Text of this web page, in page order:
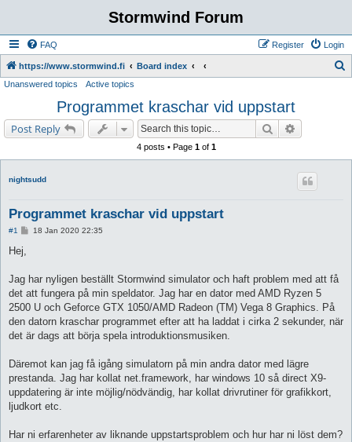
Stormwind Forum
FAQ Login
Register
https://www.stormwind.fi Board index
h
Unanswered topics Active topics
Programmet kraschar vid uppstart
Post Reply Search
4 posts • Page 1of 1
nightsudd
Programmet kraschar vid uppstart
#1
P18 Jan 2020 22:35
Hej,
Jag har nyligen beställt Stormwind simulator och haft problem med att få
det att fungera på min speldator. Jag har en dator med AMD Ryzen 5
2500 U och Geforce GTX 1050/AMD Radeon (TM) Vega 8 Graphics. På
den datorn kraschar programmet efter att ha laddat i cirka 2 sekunder, när
det är dags att börja spela introduktionsmusiken.
Däremot kan jag få igång simulatorn på min andra dator med lägre
prestanda. Jag har kollat net.framework, har windows 10 så direct X9-
uppdatering är inte möjlig/nödvändig, har kollat drivrutiner för grafikkort,
ljudkort etc.
Har ni erfarenheter av liknande uppstartsproblem och hur har ni löst dem?